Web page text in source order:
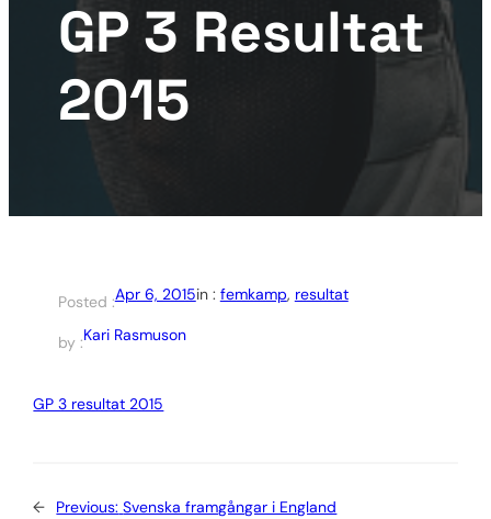
GP 3 Resultat
2015
Posted :Apr 6, 2015in : femkamp, resultat
by :Kari Rasmuson
GP 3 resultat 2015
← Previous: Svenska framgångar i England